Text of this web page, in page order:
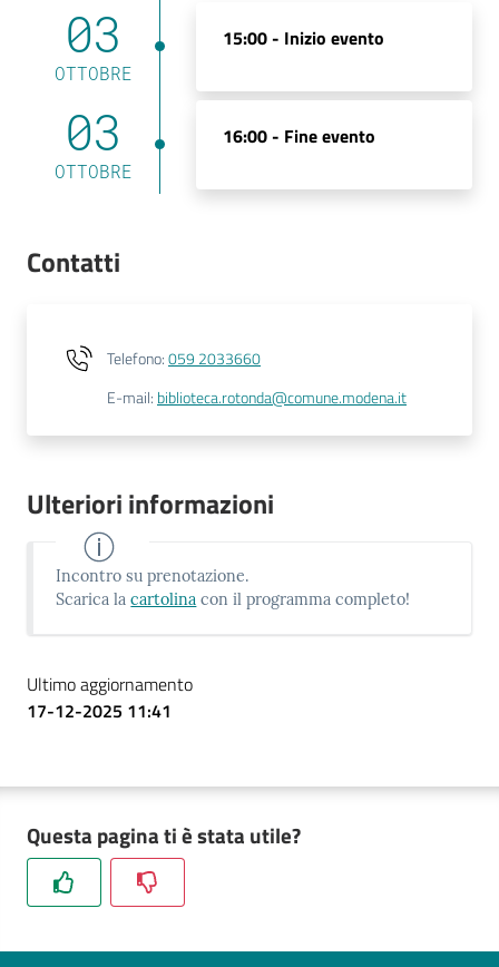
03
OTTOBRE
15:00 - Inizio evento
03
OTTOBRE
16:00 - Fine evento
Contatti
Telefono:059 2033660
E-mail:biblioteca.rotonda@comune.modena.it
Ulteriori informazioni
Incontro su prenotazione.
Scarica lacartolina con il programma completo!
Ultimo aggiornamento
17-12-2025 11:41
Questa pagina ti è stata utile?